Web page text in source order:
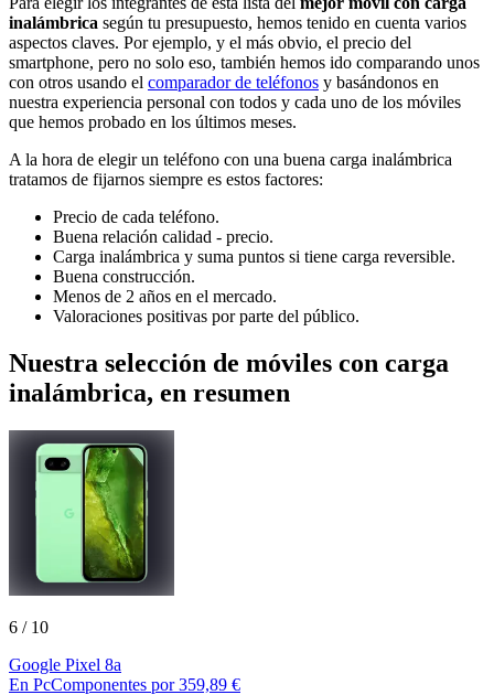
inalámbrica según tu presupuesto, hemos tenido en cuenta varios
aspectos claves. Por ejemplo, y el más obvio, el precio del
smartphone, pero no solo eso, también hemos ido comparando unos
con otros usando el comparador de teléfonos y basándonos en
nuestra experiencia personal con todos y cada uno de los móviles
que hemos probado en los últimos meses.
A la hora de elegir un teléfono con una buena carga inalámbrica
tratamos de fijarnos siempre es estos factores:
Precio de cada teléfono.
Buena relación calidad - precio.
Carga inalámbrica y suma puntos si tiene carga reversible.
Buena construcción.
Menos de 2 años en el mercado.
Valoraciones positivas por parte del público.
Nuestra selección de móviles con carga
inalámbrica, en resumen
6 / 10
Google Pixel 8a
En PcComponentes por 359,89 €